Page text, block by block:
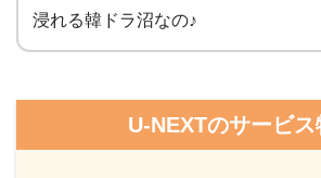
浸れる韓ドラ沼なの♪
U-NEXTのサービス